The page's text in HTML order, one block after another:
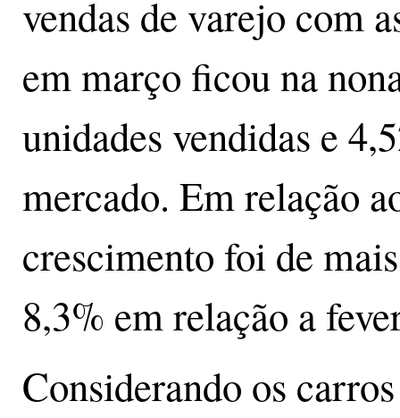
vendas de varejo com
em março ficou na
unidades vendidas e
mercado. Em relação
crescimento foi de
8,3% em relação a
Considerando os